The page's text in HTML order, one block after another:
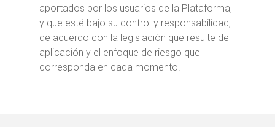
aportados por los usuarios de la Plataforma,
y que esté bajo su control y responsabilidad,
de acuerdo con la legislación que resulte de
aplicación y el enfoque de riesgo que
corresponda en cada momento.